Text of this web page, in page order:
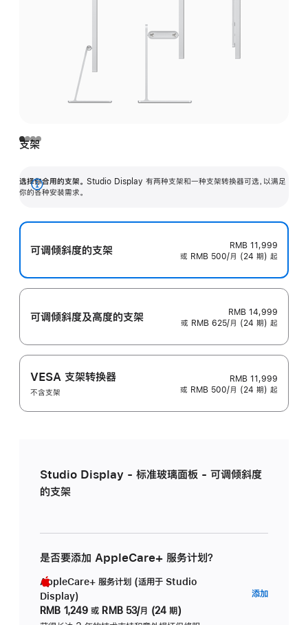
支架
选择你合用的支架。 Studio Display 有两种支架和一种支架转换器可选，以满足
你的各种安装需求。
展
可调倾斜度的支架
RMB 11,999
或 RMB 500/月 (24 期) 起
可调倾斜度及高‍度的支‍架
RMB 14,999
或 RMB 625/月 (24 期) 起
VESA 支架转换器
不含支架
RMB 11,999
或 RMB 500/月 (24 期) 起
Studio Display - 标准玻璃面板 - 可调倾斜度
的支架
是否要添加 AppleCare+ 服务计划？
AppleCare+ 服务计划 (适用于 Studio
Display)
RMB 1,249 或 RMB 53/月 (24 期)
添加